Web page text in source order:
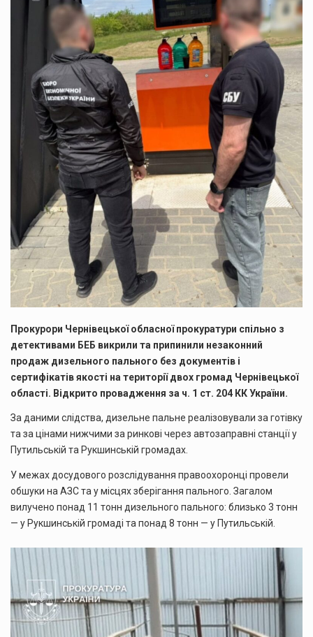
Прокурори Чернівецької обласної прокуратури спільно з
детективами БЕБ викрили та припинили незаконний
продаж дизельного пального без документів і
сертифікатів якості на території двох громад Чернівецької
області. Відкрито провадження за ч. 1 ст. 204 КК України.
За даними слідства, дизельне пальне реалізовували за готівку
та за цінами нижчими за ринкові через автозаправні станції у
Путильській та Рукшинській громадах.
У межах досудового розслідування правоохоронці провели
обшуки на АЗС та у місцях зберігання пального. Загалом
вилучено понад 11 тонн дизельного пального: близько 3 тонн
— у Рукшинській громаді та понад 8 тонн — у Путильській.